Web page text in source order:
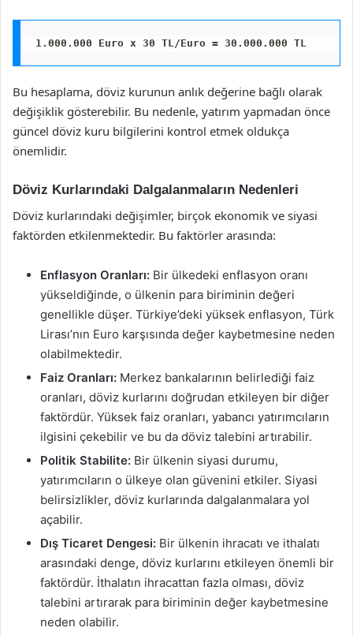
1.000.000 Euro x 30 TL/Euro = 30.000.000 TL
Bu hesaplama, döviz kurunun anlık değerine bağlı olarak
değişiklik gösterebilir. Bu nedenle, yatırım yapmadan önce
güncel döviz kuru bilgilerini kontrol etmek oldukça
önemlidir.
Döviz Kurlarındaki Dalgalanmaların Nedenleri
Döviz kurlarındaki değişimler, birçok ekonomik ve siyasi
faktörden etkilenmektedir. Bu faktörler arasında:
Enflasyon Oranları: Bir ülkedeki enflasyon oranı
yükseldiğinde, o ülkenin para biriminin değeri
genellikle düşer. Türkiye’deki yüksek enflasyon, Türk
Lirası’nın Euro karşısında değer kaybetmesine neden
olabilmektedir.
Faiz Oranları: Merkez bankalarının belirlediği faiz
oranları, döviz kurlarını doğrudan etkileyen bir diğer
faktördür. Yüksek faiz oranları, yabancı yatırımcıların
ilgisini çekebilir ve bu da döviz talebini artırabilir.
Politik Stabilite: Bir ülkenin siyasi durumu,
yatırımcıların o ülkeye olan güvenini etkiler. Siyasi
belirsizlikler, döviz kurlarında dalgalanmalara yol
açabilir.
Dış Ticaret Dengesi: Bir ülkenin ihracatı ve ithalatı
arasındaki denge, döviz kurlarını etkileyen önemli bir
faktördür. İthalatın ihracattan fazla olması, döviz
talebini artırarak para biriminin değer kaybetmesine
neden olabilir.